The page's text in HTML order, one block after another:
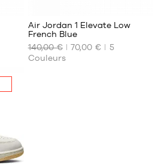
NOS
TAILLES
DISPONIBLES
Air Jordan 1 Elevate Low
French Blue
140,00 €
70,00 €
5
Couleurs